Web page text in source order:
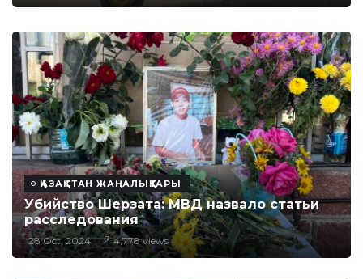
ҚАЗАҚСТАН ЖАҢАЛЫҚТАРЫ
Убийство Шерзата: МВД назвало статьи
расследования
28 Oct, 2024 4,778 views